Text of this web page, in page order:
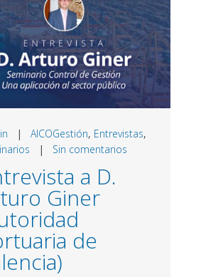
| AICOGestión, Entrevistas,
| Sin comentarios
a D.
Giner
de